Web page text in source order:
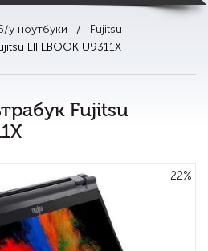
у ноутбуки
Fujitsu
LIFEBOOK U9311X
Fujitsu
-22%